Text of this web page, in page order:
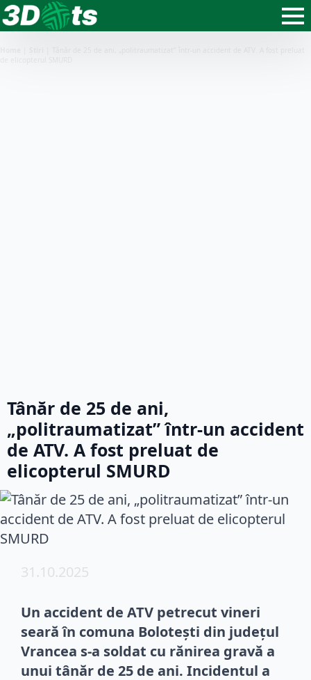
Tânăr de 25 de ani,
„politraumatizat” într-un accident
de ATV. A fost preluat de
elicopterul SMURD
31.10.2025
Un accident de ATV petrecut vineri
seară în comuna Bolotești din județul
Vrancea s-a soldat cu rănirea gravă a
unui tânăr de 25 de ani. Incidentul a